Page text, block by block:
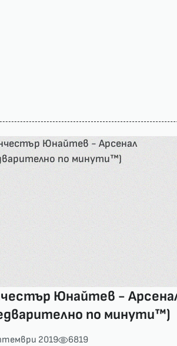
Юнайтев -
по минути™)
2019 6819